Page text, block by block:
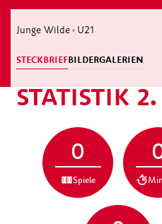
Junge Wilde › U21
STECKBRIEFBILDERGALERIEN
STATISTIK
0
Spiele